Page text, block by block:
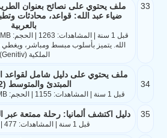
33
ضياء عبد الله: قواعد، محادثات
بالعربية
الله. يتميز بأسلوب مبسط ومباشر، ويغطي
الملكية (Genitiv)،
34
ملف يحتوي على دليل شامل لقواعد
المبتدئ والمتوسط (A1-B2)
قبل 1 سنة | المشاهدات: 1155 | الحجم: 6.7MB | إعداد: ضياء العبدالله
35 دليل اكتشف ألمانيا: رحلة ممتعة عبر
قبل 1 سنة | المشاهدات: 477 | الحجم: 12MB